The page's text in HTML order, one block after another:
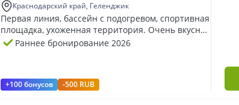
Краснодарский край, Геленджик
Первая линия, бассейн с подогревом, спортивная
площадка, ухоженная территория. Очень вкусная
кухня.Раннее бронирование 2026
+100 бонусов -500 RUB